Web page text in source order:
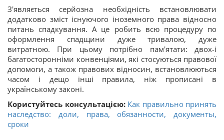
З'являється серйозна необхідність встановлювати
додатково зміст існуючого іноземного права відносно
питань спадкування. А це робить всю процедуру по
оформлення спадщини дуже тривалою, дуже
витратною. При цьому потрібно пам'ятати: двох-і
багатосторонніми конвенціями, які стосуються правової
допомоги, а також правових відносин, встановлюються
часом і дещо інші правила, ніж прописані в
українському законі.
Користуйтесь консультацією: Как правильно принять
наследство: доли, права, обязанности, документы,
сроки